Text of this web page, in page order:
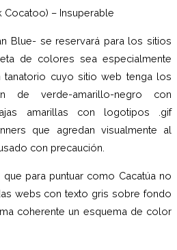
Cocatoo) – Insuperable
Blue- se reservará para los sitios
de colores sea especialmente
tanatorio cuyo sitio web tenga los
de verde-amarillo-negro con
amarillas con logotipos .gif
que agredan visualmente al
con precaución.
para puntuar como Cacatúa no
webs con texto gris sobre fondo
coherente un esquema de color